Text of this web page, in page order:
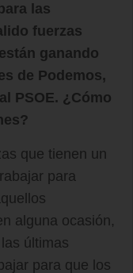
las
fuerzas
ganando
de Podemos,
PSOE. ¿Cómo
que tienen un
para
alguna ocasión,
últimas
para que los